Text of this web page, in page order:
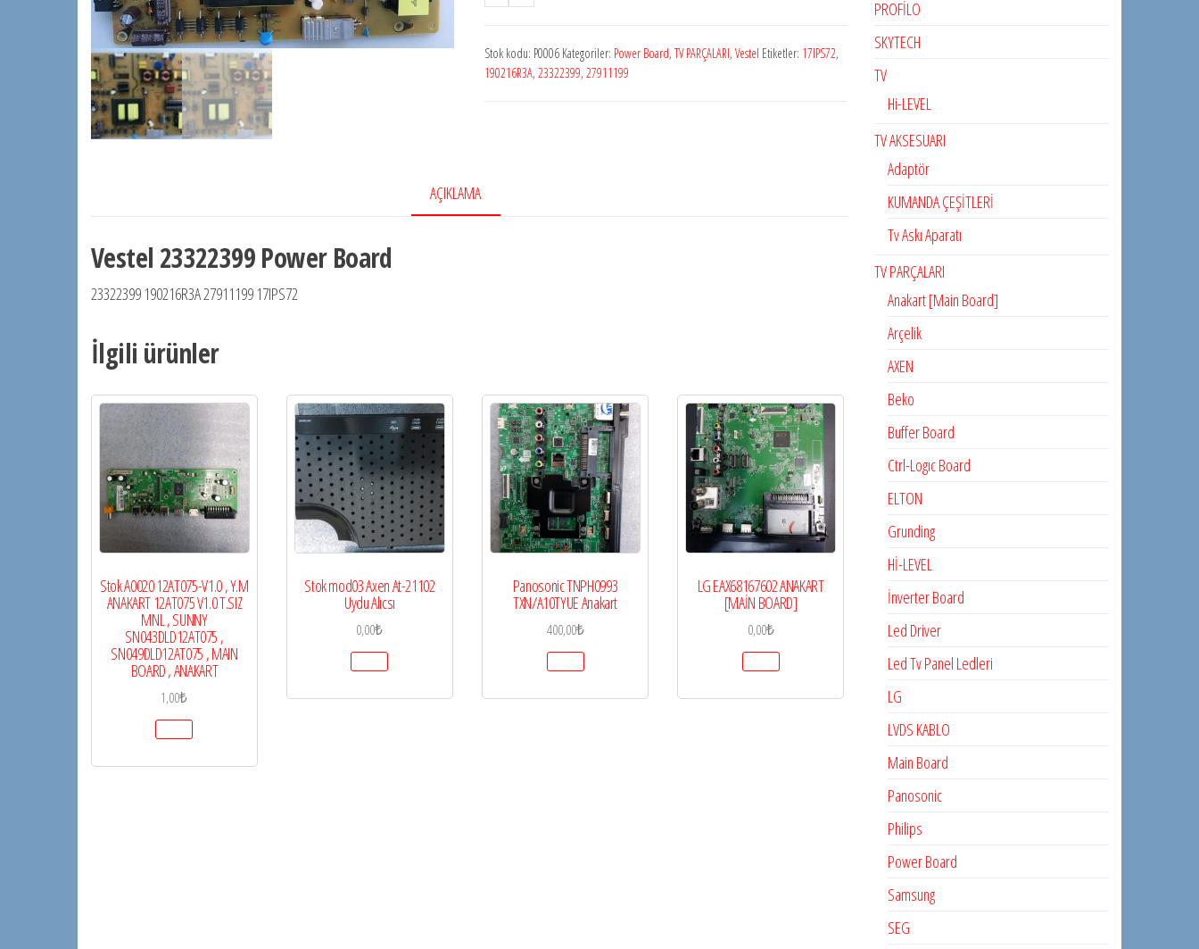
Stok
17IPS72
23322399
Stok kodu: P0006 Kategoriler: Power Board, TV PARÇALARI, Vestel Etiketler: 17IPS72,
190216R3A, 23322399, 27911199
AÇIKLAMA
Vestel 23322399 Power Board
23322399 190216R3A 27911199 17IPS72
İlgili ürünler
Stok A0020 12AT075-V1.0 , Y.M
ANAKART 12AT075 V1.0 T.SIZ
MNL , SUNNY
SN043DLD12AT075 ,
SN049DLD12AT075 , MAIN
BOARD , ANAKART
1,00₺
Stok mod03 Axen At-21102
Uydu Alıcsı
0,00₺
Panosonic TNPH0993
TXN/A10TYUE Anakart
400,00₺
LG EAX68167602 ANAKART
[MAİN BOARD]
0,00₺
PROFİLO
SKYTECH
TV
Hi-LEVEL
TV AKSESUARI
Adaptör
KUMANDA ÇEŞİTLERİ
Tv Askı Aparatı
TV PARÇALARI
Anakart [Main Board]
Arçelik
AXEN
Beko
Buffer Board
Ctrl-Logıc Board
ELTON
Grunding
Hİ-LEVEL
İnverter Board
Led Driver
Led Tv Panel Ledleri
LG
LVDS KABLO
Main Board
Panosonic
Philips
Power Board
Samsung
SEG